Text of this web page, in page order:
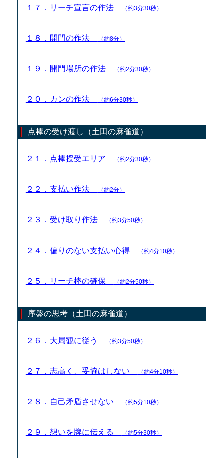
１７．リーチ宣言の作法 （約3分30秒）
１８．開門の作法 （約8分）
１９．開門場所の作法 （約2分30秒）
２０．カンの作法 （約6分30秒）
点棒の受け渡し（土田の麻雀道）
２１．点棒授受エリア （約2分30秒）
２２．支払い作法 （約2分）
２３．受け取り作法 （約3分50秒）
２４．偏りのない支払い心得 （約4分10秒）
２５．リーチ棒の確保 （約2分50秒）
序盤の思考（土田の麻雀道）
２６．大局観に従う （約3分50秒）
２７．志高く、妥協はしない （約4分10秒）
２８．自己矛盾させない （約5分10秒）
２９．想いを牌に伝える （約5分30秒）